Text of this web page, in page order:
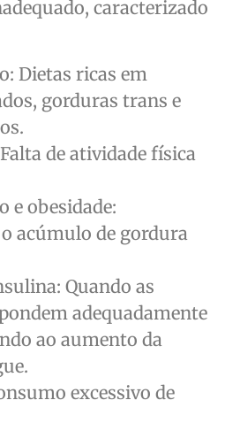
caracterizado
Dietas ricas em
gorduras trans e
de atividade física
e obesidade:
acúmulo de gordura
Quando as
adequadamente
ao aumento da
excessivo de